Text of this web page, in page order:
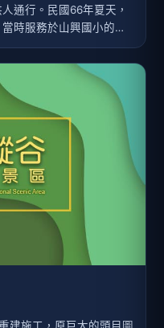
通行。民國66年夏天，
時服務於山興國小的教
炫等3位老師為了到校上
打算渡河。不幸在途中
師更不幸溺斃殉職。當年
偏遠地區教師們堅毅奉
生得知此一消息後，決
里的對外聯絡交通，並
張箭與鄧玉瑛這兩位因
被拍攝成電影「箭瑛大
偉大精神更是家喻戶
度。鳳林鎮公所為了紀